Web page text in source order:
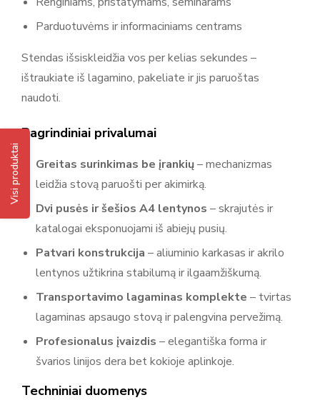
Visi produktai
Parduotuvėms ir informaciniams centrams
Stendas išsiskleidžia vos per kelias sekundes –
ištraukiate iš lagamino, pakeliate ir jis paruoštas
naudoti.
Pagrindiniai privalumai
Greitas surinkimas be įrankių– mechanizmas
leidžia stovą paruošti per akimirką.
Dvi pusės ir šešios A4 lentynos – skrajutės ir
katalogai eksponuojami iš abiejų pusių.
Patvari konstrukcija – aliuminio karkasas ir akrilo
lentynos užtikrina stabilumą ir ilgaamžiškumą.
Transportavimo lagaminas komplekte – tvirtas
lagaminas apsaugo stovą ir palengvina pervežimą.
Profesionalus įvaizdis – elegantiška forma ir
švarios linijos dera bet kokioje aplinkoje.
Techniniai duomenys